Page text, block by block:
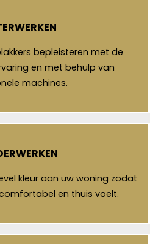
bepleisteren met de
en met behulp van
machines.
kleur aan uw woning zodat
en thuis voelt.